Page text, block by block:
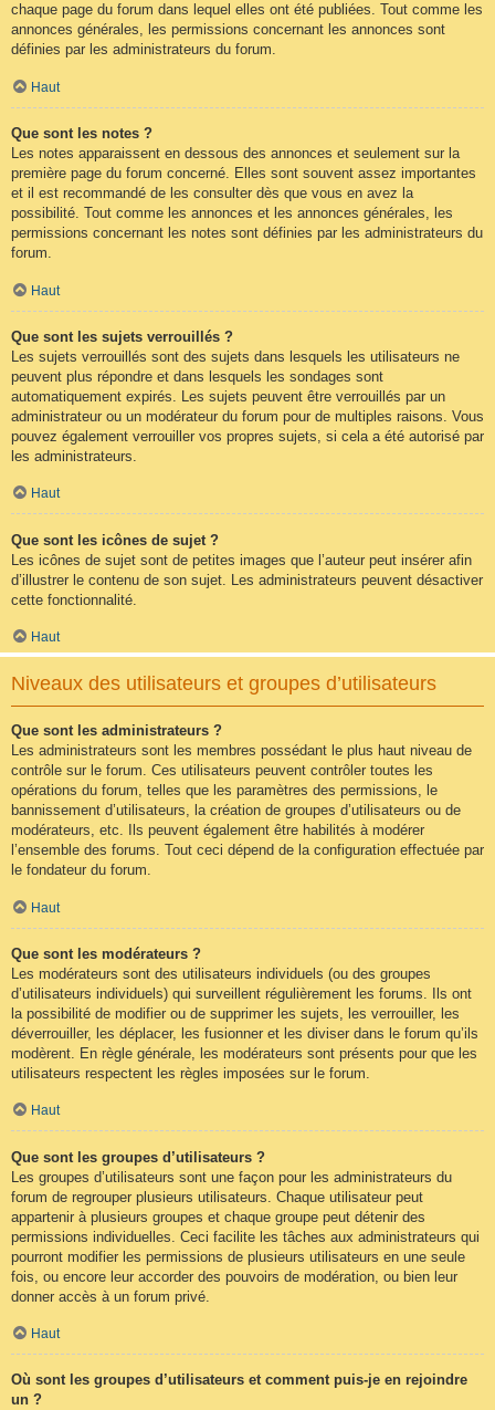
chaque page du forum dans lequel elles ont été publiées. Tout comme les
annonces générales, les permissions concernant les annonces sont
définies par les administrateurs du forum.
Haut
Que sont les notes ?
Les notes apparaissent en dessous des annonces et seulement sur la
première page du forum concerné. Elles sont souvent assez importantes
et il est recommandé de les consulter dès que vous en avez la
possibilité. Tout comme les annonces et les annonces générales, les
permissions concernant les notes sont définies par les administrateurs du
forum.
Haut
Que sont les sujets verrouillés ?
Les sujets verrouillés sont des sujets dans lesquels les utilisateurs ne
peuvent plus répondre et dans lesquels les sondages sont
automatiquement expirés. Les sujets peuvent être verrouillés par un
administrateur ou un modérateur du forum pour de multiples raisons. Vous
pouvez également verrouiller vos propres sujets, si cela a été autorisé par
les administrateurs.
Haut
Que sont les icônes de sujet ?
Les icônes de sujet sont de petites images que l’auteur peut insérer afin
d’illustrer le contenu de son sujet. Les administrateurs peuvent désactiver
cette fonctionnalité.
Haut
Niveaux des utilisateurs et groupes d’utilisateurs
Que sont les administrateurs ?
Les administrateurs sont les membres possédant le plus haut niveau de
contrôle sur le forum. Ces utilisateurs peuvent contrôler toutes les
opérations du forum, telles que les paramètres des permissions, le
bannissement d’utilisateurs, la création de groupes d’utilisateurs ou de
modérateurs, etc. Ils peuvent également être habilités à modérer
l’ensemble des forums. Tout ceci dépend de la configuration effectuée par
le fondateur du forum.
Haut
Que sont les modérateurs ?
Les modérateurs sont des utilisateurs individuels (ou des groupes
d’utilisateurs individuels) qui surveillent régulièrement les forums. Ils ont
la possibilité de modifier ou de supprimer les sujets, les verrouiller, les
déverrouiller, les déplacer, les fusionner et les diviser dans le forum qu’ils
modèrent. En règle générale, les modérateurs sont présents pour que les
utilisateurs respectent les règles imposées sur le forum.
Haut
Que sont les groupes d’utilisateurs ?
Les groupes d’utilisateurs sont une façon pour les administrateurs du
forum de regrouper plusieurs utilisateurs. Chaque utilisateur peut
appartenir à plusieurs groupes et chaque groupe peut détenir des
permissions individuelles. Ceci facilite les tâches aux administrateurs qui
pourront modifier les permissions de plusieurs utilisateurs en une seule
fois, ou encore leur accorder des pouvoirs de modération, ou bien leur
donner accès à un forum privé.
Haut
Où sont les groupes d’utilisateurs et comment puis-je en rejoindre
un ?